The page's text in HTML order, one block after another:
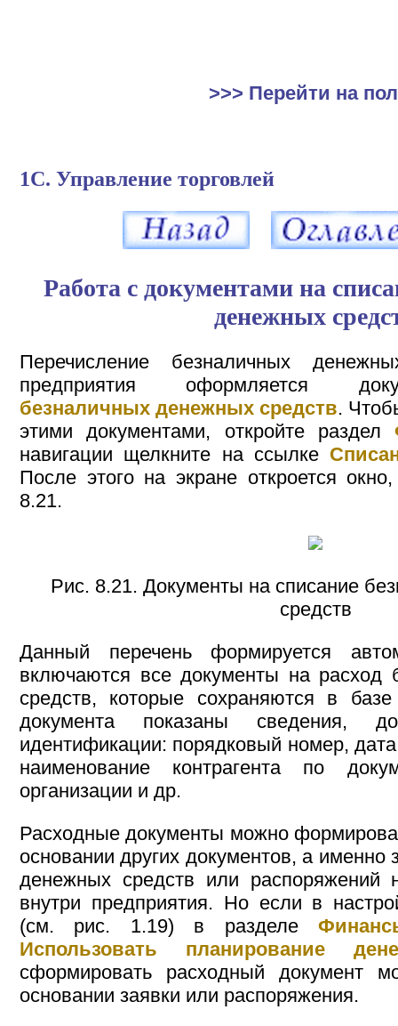
>>> Перейти на
1С. Управление торговлей
Работа с документами на
денежных
Перечисление безналичных
предприятия оформляется
безналичных денежных средств.
этими документами, откройте раздел
навигации щелкните на ссылке
После этого на экране откроется
8.21.
Рис. 8.21. Документы на списание
средств
Данный перечень формируется
включаются все документы на расход
средств, которые сохраняются в
документа показаны сведения,
идентификации: порядковый номер,
наименование контрагента по
организации и др.
Расходные документы можно
основании других документов, а именно
денежных средств или распоряжений
внутри предприятия. Но если в
(см. рис. 1.19) в разделе
Использовать планирование
сформировать расходный документ
основании заявки или распоряжения.